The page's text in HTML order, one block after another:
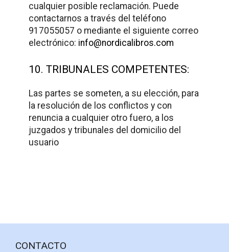
cualquier posible reclamación. Puede
contactarnos a través del teléfono
917055057 o mediante el siguiente correo
electrónico: info@nordicalibros.com
10. TRIBUNALES COMPETENTES:
Las partes se someten, a su elección, para
la resolución de los conflictos y con
renuncia a cualquier otro fuero, a los
juzgados y tribunales del domicilio del
usuario
CONTACTO